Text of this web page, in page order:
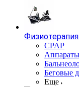
CPAP
Беговые
Еще